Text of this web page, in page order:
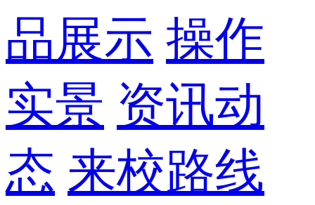
品展示 操作
实景 资讯动
态 来校路线